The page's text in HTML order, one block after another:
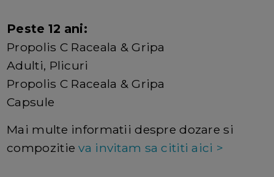
Peste 12 ani:
Propolis C Raceala & Gripa
Adulti, Plicuri
Propolis C Raceala & Gripa
Capsule
Mai multe informatii despre dozare si
compozitieva invitam sa cititi aici >